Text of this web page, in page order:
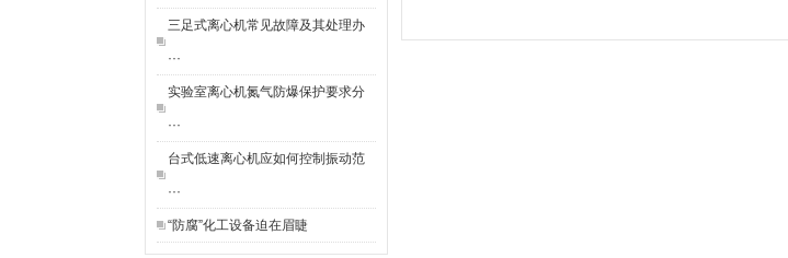
三足式离心机常见故障及其处理办
···
实验室离心机氮气防爆保护要求分
···
台式低速离心机应如何控制振动范
···
“防腐”化工设备迫在眉睫